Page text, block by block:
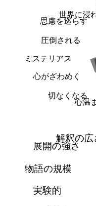
心温
切なくなる
心がざわめく
ミステリアス
圧倒される
思慮を巡らす
世界に浸
実験的
物語の規模
展開の強さ
解釈の広